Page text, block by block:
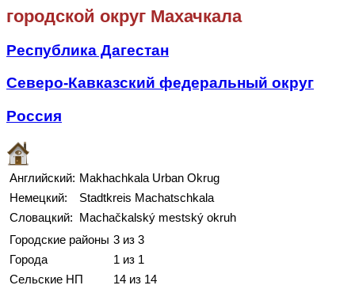
городской округ Махачкала
Республика Дагестан
Северо-Кавказский федеральный округ
Россия
Английский: Makhachkala Urban Okrug
Немецкий:
Stadtkreis Machatschkala
Словацкий: Machačkalský mestský okruh
Городские районы 3 из 3
Города
1 из 1
Сельские НП
14 из 14